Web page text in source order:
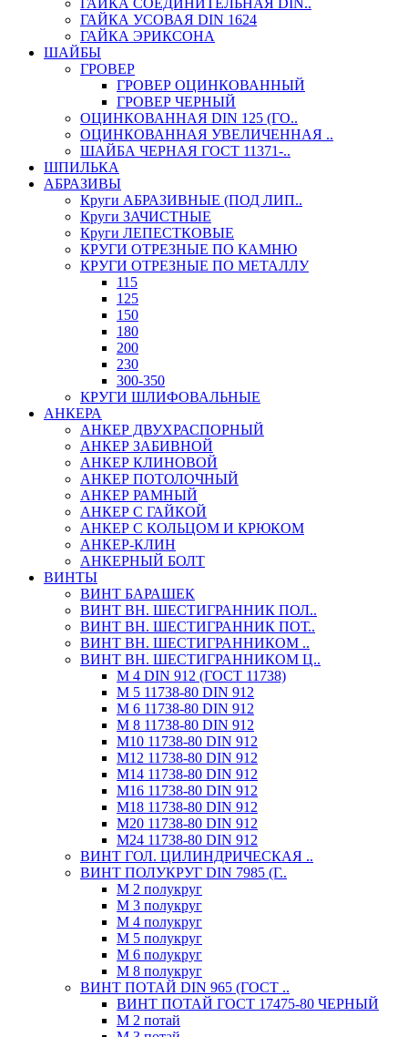
ГАЙКА СОЕДИНИТЕЛЬНАЯ DIN..
ГАЙКА УСОВАЯ DIN 1624
ГАЙКА ЭРИКСОНА
ШАЙБЫ
ГРОВЕР
ГРОВЕР ОЦИНКОВАННЫЙ
ГРОВЕР ЧЕРНЫЙ
ОЦИНКОВАННАЯ DIN 125 (ГО..
ОЦИНКОВАННАЯ УВЕЛИЧЕННАЯ ..
ШАЙБА ЧЕРНАЯ ГОСТ 11371-..
ШПИЛЬКА
АБРАЗИВЫ
Круги АБРАЗИВНЫЕ (ПОД ЛИП..
Круги ЗАЧИСТНЫЕ
Круги ЛЕПЕСТКОВЫЕ
КРУГИ ОТРЕЗНЫЕ ПО КАМНЮ
КРУГИ ОТРЕЗНЫЕ ПО МЕТАЛЛУ
115
125
150
180
200
230
300-350
КРУГИ ШЛИФОВАЛЬНЫЕ
АНКЕРА
АНКЕР ДВУХРАСПОРНЫЙ
АНКЕР ЗАБИВНОЙ
АНКЕР КЛИНОВОЙ
АНКЕР ПОТОЛОЧНЫЙ
АНКЕР РАМНЫЙ
АНКЕР С ГАЙКОЙ
АНКЕР С КОЛЬЦОМ И КРЮКОМ
АНКЕР-КЛИН
АНКЕРНЫЙ БОЛТ
ВИНТЫ
ВИНТ БАРАШЕК
ВИНТ ВН. ШЕСТИГРАННИК ПОЛ..
ВИНТ ВН. ШЕСТИГРАННИК ПОТ..
ВИНТ ВН. ШЕСТИГРАННИКОМ ..
ВИНТ ВН. ШЕСТИГРАННИКОМ Ц..
М 4 DIN 912 (ГОСТ 11738)
М 5 11738-80 DIN 912
М 6 11738-80 DIN 912
М 8 11738-80 DIN 912
М10 11738-80 DIN 912
М12 11738-80 DIN 912
М14 11738-80 DIN 912
М16 11738-80 DIN 912
М18 11738-80 DIN 912
М20 11738-80 DIN 912
М24 11738-80 DIN 912
ВИНТ ГОЛ. ЦИЛИНДРИЧЕСКАЯ ..
ВИНТ ПОЛУКРУГ DIN 7985 (Г..
М 2 полукруг
М 3 полукруг
М 4 полукруг
М 5 полукруг
М 6 полукруг
М 8 полукруг
ВИНТ ПОТАЙ DIN 965 (ГОСТ ..
ВИНТ ПОТАЙ ГОСТ 17475-80 ЧЕРНЫЙ
М 2 потай